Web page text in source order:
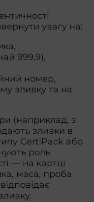
увагу на:
999,9),
номер,
зливку та на
(наприклад, з
зливки в
CertiPack або
роль
— на картці
маса, проба